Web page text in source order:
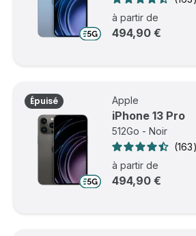
à partir de
494,90 €
Épuisé Apple
iPhone 13 Pro
512Go - Noir
163
à partir de
494,90 €